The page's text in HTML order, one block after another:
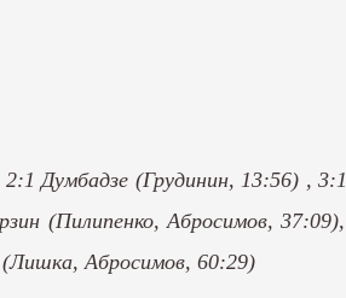
Думбадзе (Грудинин, 13:56) ,
(Пилипенко, Абросимов,
Абросимов, 60:29)